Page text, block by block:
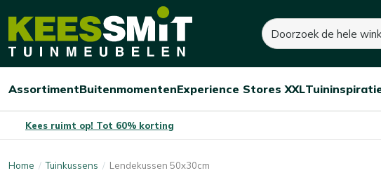
Kees
Tuinmeubelen
Zoeken
Open/sluit
Assortiment
Open/sluit
Buitenmomenten
Open/sluit
Experience Stores XXL
Open/
Kees ruimt op! Tot 60% korting
Home Tuinkussens Lendekussen 50x30cm
10,- 17,-
Je bespaart:7,- (-41%)
Dit product is niet op voorraad